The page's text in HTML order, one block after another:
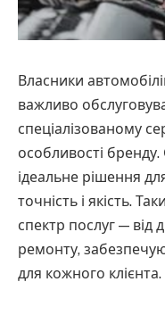
Власники
важливо
спеціалізованому
особливості
ідеальне рішення
точність і якість.
спектр послуг — від
ремонту,
для кожного клієнта.